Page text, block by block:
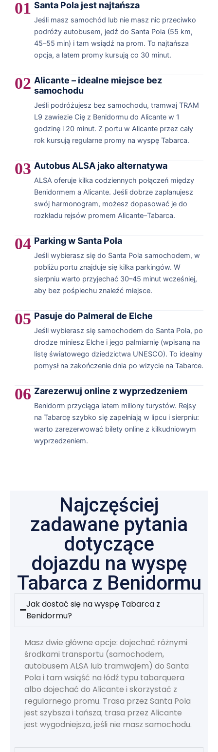
01 Santa Pola jest najtańsza
Jeśli masz samochód lub nie masz nic przeciwko
podróży autobusem, jedź do Santa Pola (55 km,
45–55 min) i tam wsiądź na prom. To najtańsza
opcja, a latem promy kursują co 30 minut.
02 Alicante – idealne miejsce bez
samochodu
Jeśli podróżujesz bez samochodu, tramwaj TRAM
L9 zawiezie Cię z Benidormu do Alicante w 1
godzinę i 20 minut. Z portu w Alicante przez cały
rok kursują regularne promy na wyspę Tabarca.
03 Autobus ALSA jako alternatywa
ALSA oferuje kilka codziennych połączeń między
Benidormem a Alicante. Jeśli dobrze zaplanujesz
swój harmonogram, możesz dopasować je do
rozkładu rejsów promem Alicante–Tabarca.
04 Parking w Santa Pola
Jeśli wybierasz się do Santa Pola samochodem, w
pobliżu portu znajduje się kilka parkingów. W
sierpniu warto przyjechać 30–45 minut wcześniej,
aby bez pośpiechu znaleźć miejsce.
05 Pasuje do Palmeral de Elche
Jeśli wybierasz się samochodem do Santa Pola, po
drodze miniesz Elche i jego palmiarnię (wpisaną na
listę światowego dziedzictwa UNESCO). To idealny
pomysł na zakończenie dnia po wizycie na Tabarce.
06 Zarezerwuj online z wyprzedzeniem
Benidorm przyciąga latem miliony turystów. Rejsy
na Tabarcę szybko się zapełniają w lipcu i sierpniu:
warto zarezerwować bilety online z kilkudniowym
wyprzedzeniem.
Najczęściej
zadawane pytania
dotyczące
dojazdu na wyspę
Tabarca z Benidormu
Jak dostać się na wyspę Tabarca z
Benidormu?
Masz dwie główne opcje: dojechać różnymi
środkami transportu (samochodem,
autobusem ALSA lub tramwajem) do Santa
Pola i tam wsiąść na łódź typu tabarquera
albo dojechać do Alicante i skorzystać z
regularnego promu. Trasa przez Santa Pola
jest szybsza i tańsza; trasa przez Alicante
jest wygodniejsza, jeśli nie masz samochodu.